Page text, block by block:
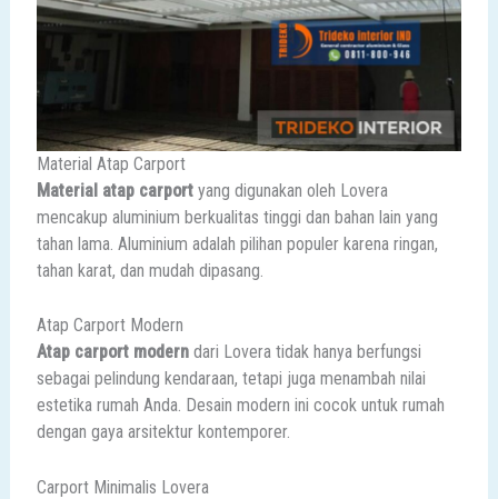
Material Atap Carport
Material atap carportyang digunakan oleh Lovera
mencakup aluminium berkualitas tinggi dan bahan lain yang
tahan lama. Aluminium adalah pilihan populer karena ringan,
tahan karat, dan mudah dipasang.
Atap Carport Modern
Atap carport moderndari Lovera tidak hanya berfungsi
sebagai pelindung kendaraan, tetapi juga menambah nilai
estetika rumah Anda. Desain modern ini cocok untuk rumah
dengan gaya arsitektur kontemporer.
Carport Minimalis Lovera